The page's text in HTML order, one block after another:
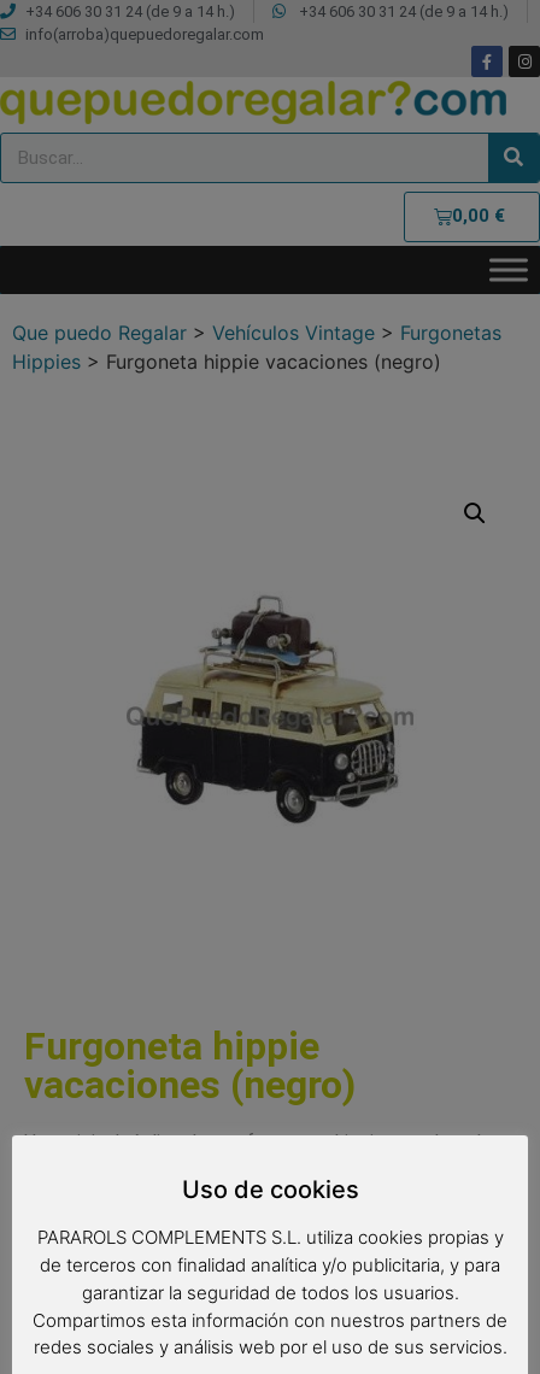
+34 606 30 31 24 (de 9 a 14 h.)
+34 606 30 31 24 (de 9 a 14 h.)
info(arroba)quepuedoregalar.com
0,00 €
Que puedo Regalar > Vehículos Vintage > Furgonetas
Hippies > Furgoneta hippie vacaciones (negro)
Furgoneta hippie
vacaciones (negro)
Una original réplica de una furgoneta hippie a todo color
Una fantástica reproducción de las furgos de los años 70
perfecta para los amantes de esta época.
Medidas:
11x5x7.7 cm
Uso de cookies
PARAROLS COMPLEMENTS S.L. utiliza cookies propias y
de terceros con finalidad analítica y/o publicitaria, y para
garantizar la seguridad de todos los usuarios.
Compartimos esta información con nuestros partners de
redes sociales y análisis web por el uso de sus servicios.